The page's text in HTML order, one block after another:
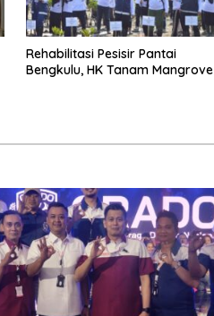
Rehabilitasi Pesisir Pantai
Bengkulu, HK Tanam Mangrove